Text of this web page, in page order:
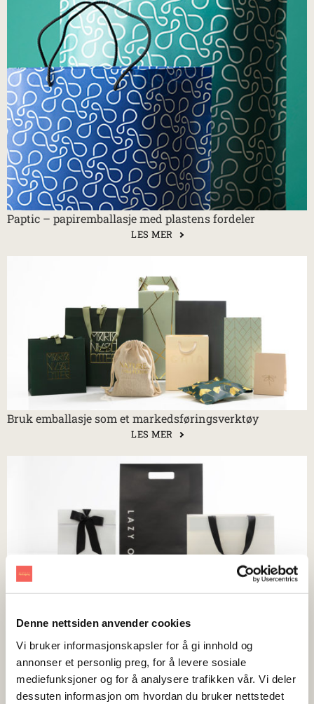
Denne nettsiden anvender cookies
Vi bruker informasjonskapsler for å gi innhold og
annonser et personlig preg, for å levere sosiale
mediefunksjoner og for å analysere trafikken vår. Vi deler
dessuten informasjon om hvordan du bruker nettstedet
Paptic – papiremballasje med plastens fordeler
LES MER
Bruk emballasje som et markedsføringsverktøy
LES MER
7 ting du bør vite når du skal velge emballasje [GUIDE]